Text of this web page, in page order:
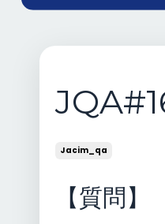
Jacim_qa
【質問】